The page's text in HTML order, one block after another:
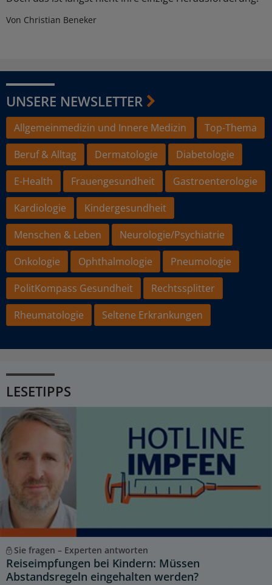
Von Christian Beneker
UNSERE NEWSLETTER
Allgemeinmedizin und Innere Medizin
Top-Thema
Beruf & Alltag
Dermatologie
Diabetologie
E-Health
Frauengesundheit
Gastroenterologie
Kardiologie
Kindergesundheit
Menschen & Leben
Neurologie/Psychiatrie
Onkologie
Ophthalmologie
Pneumologie
PolitKompass Gesundheit
Rechtssplitter
Rheumatologie
Seltene Erkrankungen
LESETIPPS
Sie fragen – Experten antworten
Reiseimpfungen bei Kindern: Müssen
Abstandsregeln eingehalten werden?